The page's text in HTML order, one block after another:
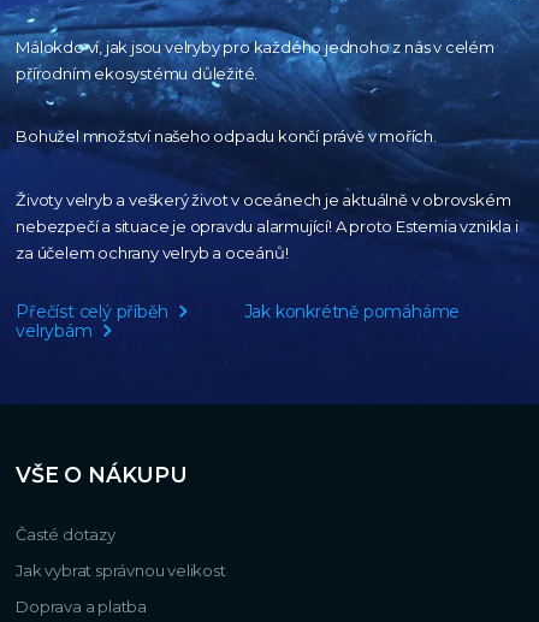
Málokdo ví, jak jsou velryby pro každéhojednoho z nás v celém
přírodnímekosystému důležité.
Bohužel množství našeho odpadu končí právě v mořích.
Životy velryb a veškerý život v oceánech je aktuálněv obrovském
nebezpečí a situace je opravdu alarmující! A proto Estemia vznikla i
za účelem ochrany velryb a oceánů!
Přečíst celý příběh
Jak konkrétně pomáháme
velrybám
VŠE O NÁKUPU
Časté dotazy
Jak vybrat správnou velikost
Doprava a platba